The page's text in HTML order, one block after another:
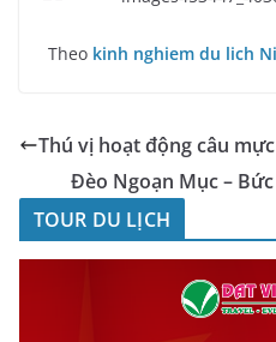
Theo kinh nghiem du lich
Thú vị hoạt động câu
Đèo Ngoạn Mục –
TOUR DU LỊCH